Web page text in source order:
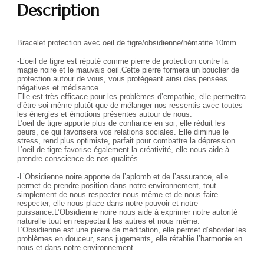
Description
Bracelet protection avec oeil de tigre/obsidienne/hématite 10mm
-L’oeil de tigre est réputé comme pierre de protection contre la
magie noire et le mauvais oeil.Cette pierre formera un bouclier de
protection autour de vous, vous protégeant ainsi des pensées
négatives et médisance.
Elle est très efficace pour les problèmes d’empathie, elle permettra
d’être soi-même plutôt que de mélanger nos ressentis avec toutes
les énergies et émotions présentes autour de nous.
L’oeil de tigre apporte plus de confiance en soi, elle réduit les
peurs, ce qui favorisera vos relations sociales. Elle diminue le
stress, rend plus optimiste, parfait pour combattre la dépression.
L’oeil de tigre favorise également la créativité, elle nous aide à
prendre conscience de nos qualités.
-L’Obsidienne noire apporte de l’aplomb et de l’assurance, elle
permet de prendre position dans notre environnement, tout
simplement de nous respecter nous-même et de nous faire
respecter, elle nous place dans notre pouvoir et notre
puissance.L’Obsidienne noire nous aide à exprimer notre autorité
naturelle tout en respectant les autres et nous même.
L’Obsidienne est une pierre de méditation, elle permet d’aborder les
problèmes en douceur, sans jugements, elle rétablie l’harmonie en
nous et dans notre environnement.